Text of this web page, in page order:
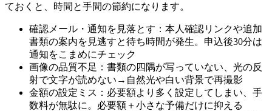
ておくと、時間と手間の節約になります。
確認メール・通知を見落とす：本人確認リンクや追加
書類の案内を見逃すと待ち時間が発生。申込後30分は
通知をこまめにチェック
画像の品質不足：書類の四隅が写っていない、光の反
射で文字が読めない→自然光や白い背景で再撮影
金額の設定ミス：必要額より多く設定してしまい、手
数料が無駄に。必要額＋小さな予備だけに抑える